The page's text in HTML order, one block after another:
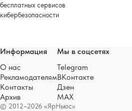
бесплатных сервисов
кибербезопасности
© 2012–2026 «ЯрНьюс»
Информация
О нас
Рекламодателям
Контакты
Архив
Мы в соцсетях
Telegram
ВКонтакте
Дзен
MAX